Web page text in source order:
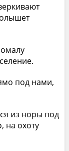
под нами,
из норы под
на охоту